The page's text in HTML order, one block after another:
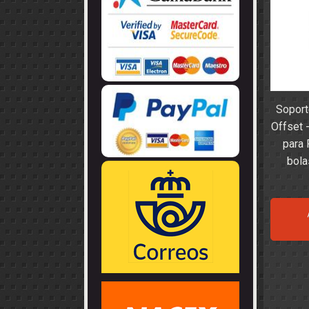
CABLES -
Offset
para